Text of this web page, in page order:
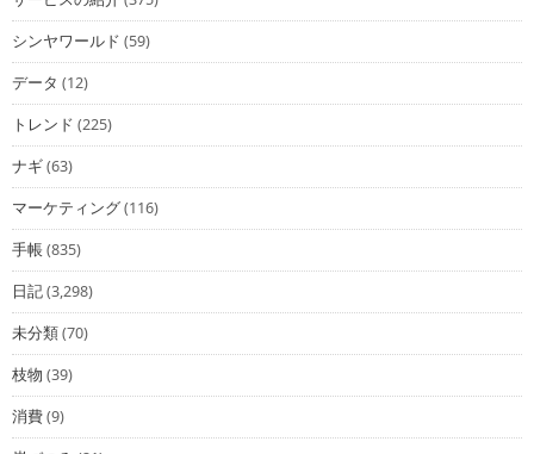
シンヤワールド (59)
データ (12)
トレンド (225)
ナギ(63)
マーケティング(116)
手帳(835)
日記(3,298)
未分類(70)
枝物 (39)
消費(9)